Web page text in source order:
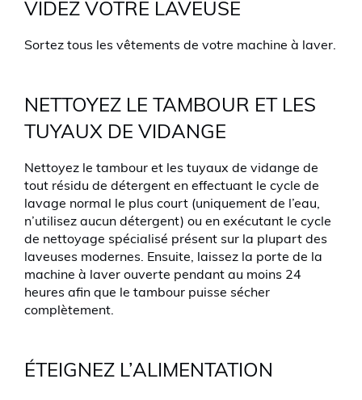
VIDEZ VOTRE LAVEUSE
Sortez tous les vêtements de votre machine à laver.
NETTOYEZ LE TAMBOUR ET LES
TUYAUX DE VIDANGE
Nettoyez le tambour et les tuyaux de vidange de
tout résidu de détergent en effectuant le cycle de
lavage normal le plus court (uniquement de l’eau,
n’utilisez aucun détergent) ou en exécutant le cycle
de nettoyage spécialisé présent sur la plupart des
laveuses modernes. Ensuite, laissez la porte de la
machine à laver ouverte pendant au moins 24
heures afin que le tambour puisse sécher
complètement.
ÉTEIGNEZ L’ALIMENTATION